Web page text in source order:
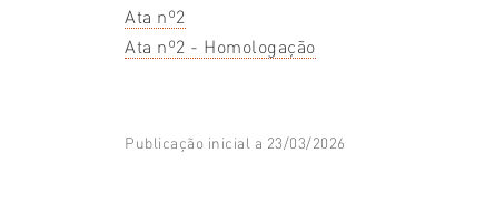
Ata nº2
Ata nº2 - Homologação
Publicação inicial a 23/03/2026